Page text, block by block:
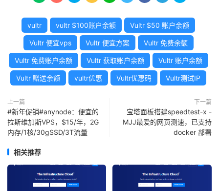
vultr vultr $100账户余额 Vultr $50 账户余额
Vultr 便宜vps Vultr 便宜方案 Vultr 免费余额
Vultr 免费账户余额 Vultr 获取账户余额 Vultr 账户余额
Vultr 赠送余额 vultr优惠 Vultr优惠码 Vultr测试IP
上一篇
#新年促销#anynode：便宜的
拉斯维加斯VPS，$15/年，2G
内存/1核/30gSSD/3T流量
下一篇
宝塔面板搭建speedtest-x -
MJJ最爱的网页测速，已支持
docker 部署
相关推荐